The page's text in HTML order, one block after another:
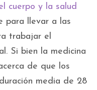
cuerpo y la salud
para llevar a las
trabajar el
Si bien la medicina
de que los
media de 28